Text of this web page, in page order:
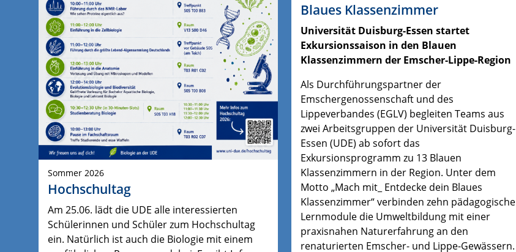
Sommer 2026
Hochschultag
Am 25.06. lädt die UDE alle interessierten
Schülerinnen und Schüler zum Hochschultag
ein. Natürlich ist auch die Biologie mit einem
Blaues Klassenzimmer
Universität Duisburg-Essen startet
Exkursionssaison in den Blauen
Klassenzimmern der Emscher-Lippe-Region
Als Durchführungspartner der
Emschergenossenschaft und des
Lippeverbandes (EGLV) begleiten Teams aus
zwei Arbeitsgruppen der Universität Duisburg-
Essen (UDE) ab sofort das
Exkursionsprogramm zu 13 Blauen
Klassenzimmern in der Region. Unter dem
Motto „Mach mit_ Entdecke dein Blaues
Klassenzimmer“ verbinden zehn pädagogische
Lernmodule die Umweltbildung mit einer
praxisnahen Naturerfahrung an den
renaturierten Emscher- und Lippe-Gewässern.